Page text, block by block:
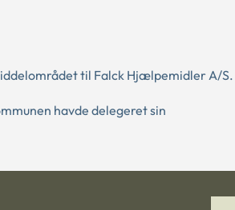
til Falck Hjælpemidler A/S.
havde delegeret sin